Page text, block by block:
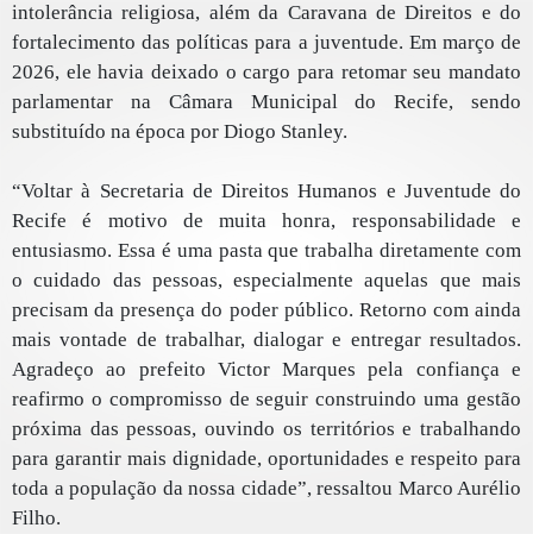
intolerância religiosa, além da Caravana de Direitos e do
fortalecimento das políticas para a juventude. Em março de
2026, ele havia deixado o cargo para retomar seu mandato
parlamentar na Câmara Municipal do Recife, sendo
substituído na época por Diogo Stanley.
“Voltar à Secretaria de Direitos Humanos e Juventude do
Recife é motivo de muita honra, responsabilidade e
entusiasmo. Essa é uma pasta que trabalha diretamente com
o cuidado das pessoas, especialmente aquelas que mais
precisam da presença do poder público. Retorno com ainda
mais vontade de trabalhar, dialogar e entregar resultados.
Agradeço ao prefeito Victor Marques pela confiança e
reafirmo o compromisso de seguir construindo uma gestão
próxima das pessoas, ouvindo os territórios e trabalhando
para garantir mais dignidade, oportunidades e respeito para
toda a população da nossa cidade”, ressaltou Marco Aurélio
Filho.